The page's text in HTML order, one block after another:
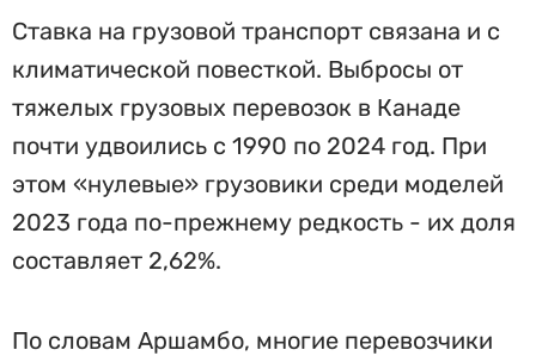
Ставка на грузовой транспорт связана и с
климатической повесткой. Выбросы от
тяжелых грузовых перевозок в Канаде
почти удвоились с 1990 по 2024 год. При
этом «нулевые» грузовики среди моделей
2023 года по-прежнему редкость - их доля
составляет 2,62%.
По словам Аршамбо, многие перевозчики